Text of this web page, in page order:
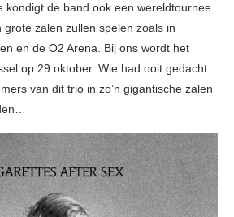
kondigt de band ook een wereldtournee
zalen zullen spelen zoals in
en de O2 Arena. Bij ons wordt het
op 29 oktober. Wie had ooit gedacht
van dit trio in zo’n gigantische zalen